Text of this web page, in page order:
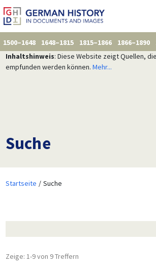
1500–1648 1648–1815 1815–1866 1866–1890
Inhaltshinweis: Diese Website zeigt Quellen,
empfunden werden können. Mehr...
Suche
Startseite Suche
Zeige: 1-9 von 9 Treffern